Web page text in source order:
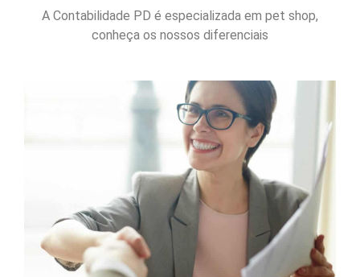
A Contabilidade PD é especializada em pet shop,
conheça os nossos diferenciais